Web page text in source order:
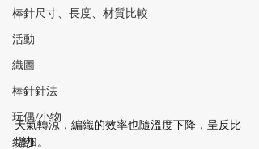
棒針尺寸、長度、材質比較
活動
織圖
棒針針法
玩偶/小物
紡紗
天氣轉涼，編織的效率也隨溫度下降，呈反比
增加。